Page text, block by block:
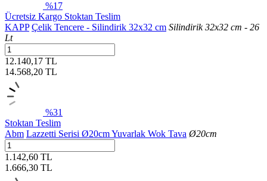
%17
Ücretsiz Kargo Stoktan Teslim
KAPP Çelik Tencere - Silindirik 32x32 cm Silindirik 32x32 cm - 26
Lt
12.140,17 TL
14.568,20 TL
%31
Stoktan Teslim
Abm Lazzetti Serisi Ø20cm Yuvarlak Wok Tava Ø20cm
1.142,60 TL
1.666,30 TL